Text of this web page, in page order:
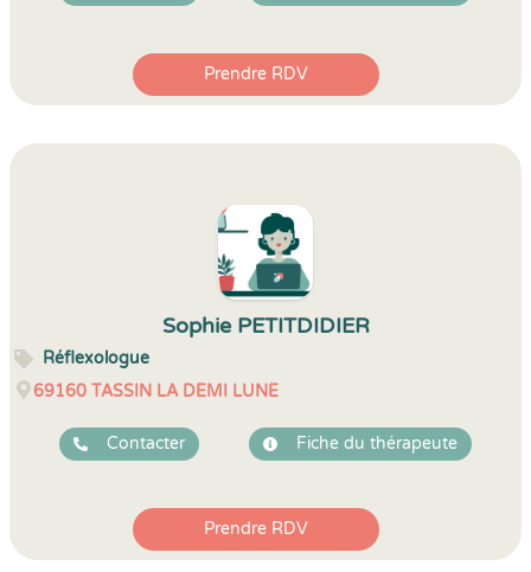
Prendre RDV
Sophie PETITDIDIER
Réflexologue
69160 TASSIN LA DEMI LUNE
Contacter Fiche du thérapeute
Prendre RDV